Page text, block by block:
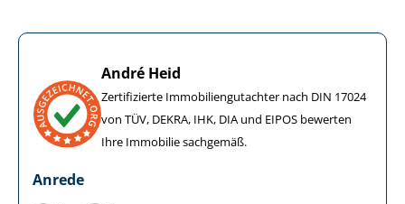
André Heid
Zertifizierte Im­mo­bi­li­en­gut­ach­ter nach DIN 17024
von TÜV, DEKRA, IHK, DIA und EIPOS bewerten
Ihre Immobilie sachgemäß.
Anrede